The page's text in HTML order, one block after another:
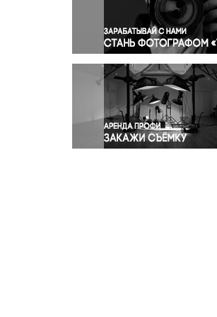
Правосудие
Происшествия и
Религия
Светская жизнь
Спорт
Экология
Экономика и бизнес